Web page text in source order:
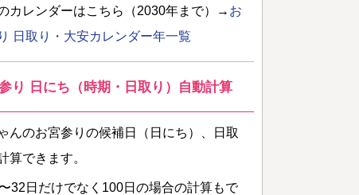
カレンダーはこちら（2030年まで）→ お
日取り・大安カレンダー年一覧
り 日にち（時期・日取り）自動計算
んのお宮参りの候補日（日にち）、日取
算できます。
32日だけでなく100日の場合の計算もで